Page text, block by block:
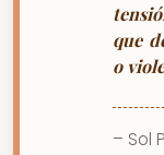
que
o
– Sol